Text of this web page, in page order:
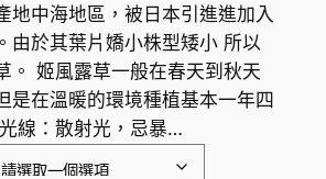
格
範
圍
：
地中海地區，被日本引進進加入
由於其葉片嬌小株型矮小 所以
。 姬風露草一般在春天到秋天
是在溫暖的環境種植基本一年四
線：散射光，忌暴…